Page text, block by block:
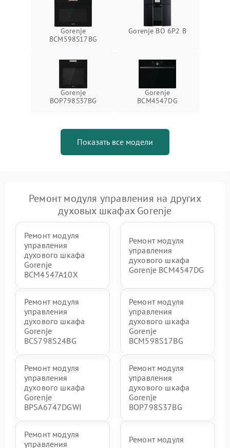
Gorenje
BCM598S17BG
Gorenje BO 6P2 B
Gorenje
BOP798S37BG
Gorenje
BCM4547DG
Показать все модели
Ремонт модуля управления на других
духовых шкафах Gorenje
Ремонт модуля
управления
духового шкафа
Gorenje
BCM4547A10X
Ремонт модуля
управления
духового шкафа
Gorenje BCM4547DG
Ремонт модуля
управления
духового шкафа
Gorenje
BCS798S24BG
Ремонт модуля
управления
духового шкафа
Gorenje
BCM598S17BG
Ремонт модуля
управления
духового шкафа
Gorenje
BPSA6747DGWI
Ремонт модуля
управления
духового шкафа
Gorenje
BOP798S37BG
Ремонт модуля
управления
Ремонт модуля